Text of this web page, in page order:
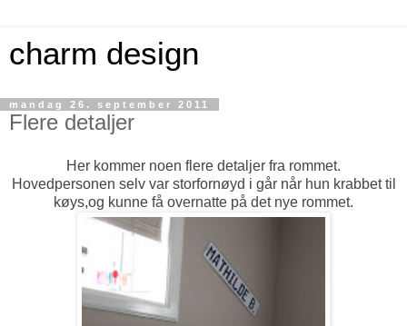
charm design
mandag 26. september 2011
Flere detaljer
Her kommer noen flere detaljer fra rommet.
Hovedpersonen selv var storfornøyd i går når hun krabbet til
køys,og kunne få overnatte på det nye rommet.